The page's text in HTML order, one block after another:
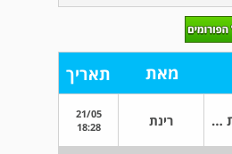
מאת תאריך
אישתי סובלת מנטייה מינית רינת
21/05
18:28